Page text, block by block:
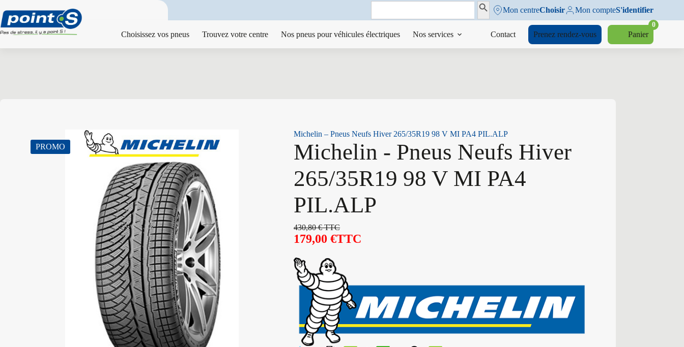
au
contenu
Search
Search ButtonMon centreChoisir Mon compteS'identifier
Choisissez vos pneus Trouvez votre centre Nos pneus pour véhicules électriques Nos services Contact Prenez rendez-vous Panier
0
PROMO
Michelin – Pneus Neufs Hiver 265/35R19 98 V MI PA4 PIL.ALP
Michelin - Pneus Neufs Hiver
265/35R19 98 V MI PA4
PIL.ALP
430,80€TTC
179,00€TTC